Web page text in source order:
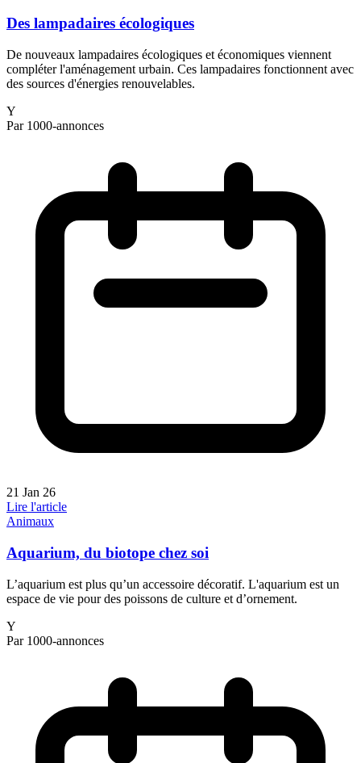
Des lampadaires écologiques
De nouveaux lampadaires écologiques et économiques viennent
compléter l'aménagement urbain. Ces lampadaires fonctionnent avec
des sources d'énergies renouvelables.
Y
Par 1000-annonces
21 Jan 26
Lire l'article
Animaux
Aquarium, du biotope chez soi
L’aquarium est plus qu’un accessoire décoratif. L'aquarium est un
espace de vie pour des poissons de culture et d’ornement.
Y
Par 1000-annonces